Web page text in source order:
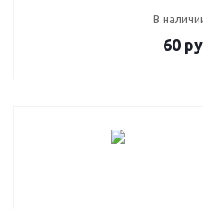
В
60